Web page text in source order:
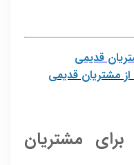
قدیمی
مشتریان قدیمی
مشتریان